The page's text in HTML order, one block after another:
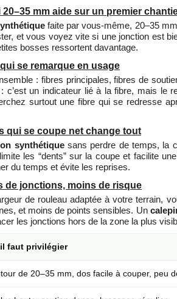
mm aide sur un premier
faite par vous-même, 20–35
et vous voyez vite si une jonction est
bosses ressortent davantage.
se remarque en usage
: fibres principales, fibres de
c’est un indicateur lié à la fibre, mais le
surtout une fibre qui se redresse
qui se coupe net change tout
synthétiquesans perdre de temps, la
les “dents” sur la coupe et facilite
du temps et évite les reprises.
de jonctions, moins de risque
de rouleau adaptée à votre terrain,
et moins de points sensibles. Un
les jonctions hors de la zone la plus
faut privilégier
de 20–35 mm, dos facile à couper, peu